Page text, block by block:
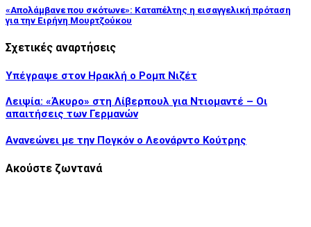
«Απολάμβανε που σκότωνε»: Καταπέλτης η εισαγγελική πρόταση
για την Ειρήνη Mουρτζούκου
Σχετικές αναρτήσεις
Υπέγραψε στον Ηρακλή ο Ρομπ Νιζέτ
Λειψία: «Άκυρο» στη Λίβερπουλ για Ντιομαντέ – Οι
απαιτήσεις των Γερμανών
Ανανεώνει με την Πογκόν ο Λεονάρντο Κούτρης
Ακούστε ζωντανά